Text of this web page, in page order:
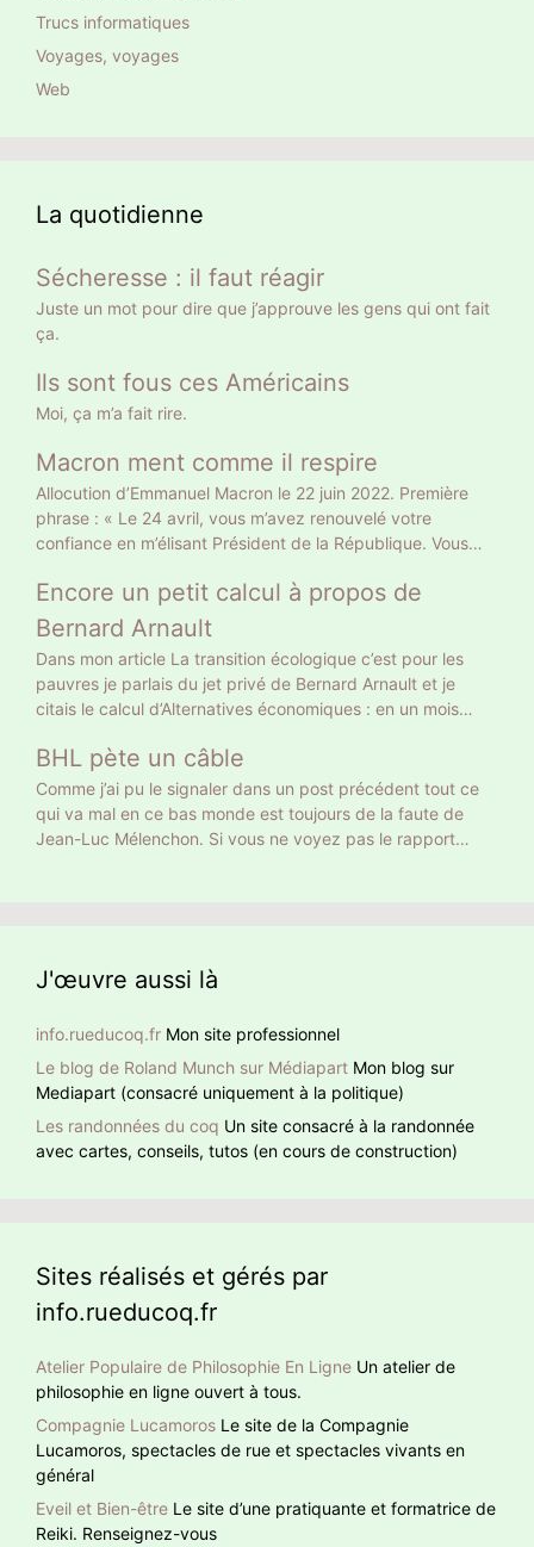
Trucs informatiques
Voyages, voyages
Web
La quotidienne
Sécheresse : il faut réagir
Juste un mot pour dire que j’approuve les gens qui ont fait
ça.
Ils sont fous ces Américains
Moi, ça m’a fait rire.
Macron ment comme il respire
Allocution d’Emmanuel Macron le 22 juin 2022. Première
phrase : « Le 24 avril, vous m’avez renouvelé votre
confiance en m’élisant Président de la République. Vous
donnant une légitimité claire. » Gros mensonge. Le 10 avril
il a eu 9 783058 voix soit 27,85% des suffrages exprimés
et 20% des inscrits. Un Français sur 5 a approuvé son
projet tellement clair : retraite à 65 ans et allocataires du
RSA au turbin. Vous vous rappelez autre chose, vous ? Le
24 avril 18 768 639 électeurs ont voté Macron, le double.
Donc la moitié n’ont pas voté pour son projet mais pour
faire barrage à Marine Le Pen. Curieusement, sur les
chaînes d’info on commente, dans la presse écrite on
éditorialise. Peu ont pointé ce mensonge initial. Comment
faire confiance à quelqu’un qui ment dès la première
Encore un petit calcul à propos de
Bernard Arnault
Dans mon article La transition écologique c’est pour les
pauvres je parlais du jet privé de Bernard Arnault et je
citais le calcul d’Alternatives économiques : en un mois
Français moyen en 18 ans. On peut calculer autrement. 18
ans ce sont 216 mois. Donc Bernard Arnault a la même
empreinte carbone que 216 Français moyens. Et encore on
ne parle que de son jet privé. Ni de son yacht privé de 101
BHL pète un câble
Comme j’ai pu le signaler dans un post précédent tout ce
qui va mal en ce bas monde est toujours de la faute de
Jean-Luc Mélenchon. Si vous ne voyez pas le rapport
J'œuvre aussi là
info.rueducoq.fr Mon site professionnel
Le blog de Roland Munch sur Médiapart Mon blog sur
Mediapart (consacré uniquement à la politique)
Les randonnées du coq Un site consacré à la randonnée
avec cartes, conseils, tutos (en cours de construction)
Sites réalisés et gérés par
info.rueducoq.fr
Atelier Populaire de Philosophie En Ligne Un atelier de
philosophie en ligne ouvert à tous.
Compagnie Lucamoros Le site de la Compagnie
Lucamoros, spectacles de rue et spectacles vivants en
général
Eveil et Bien-être Le site d’une pratiquante et formatrice de
Reiki. Renseignez-vous